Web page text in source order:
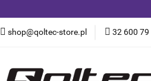
shop@qoltec-store.pl 32 600 79